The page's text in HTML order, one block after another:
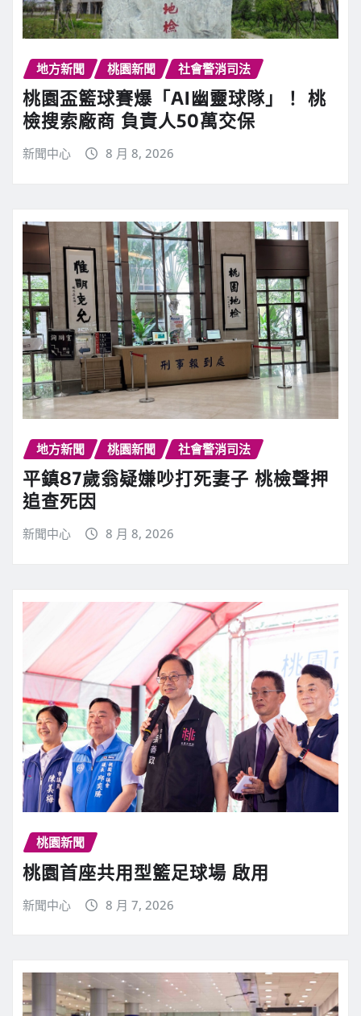
地方新聞 桃園新聞 社會警消司法
桃園盃籃球賽爆「AI幽靈球隊」！ 桃
檢搜索廠商 負責人50萬交保
新聞中心 8 月 8, 2026
地方新聞 桃園新聞 社會警消司法
平鎮87歲翁疑嫌吵打死妻子 桃檢聲押
追查死因
新聞中心 8 月 8, 2026
桃園新聞
桃園首座共用型籃足球場 啟用
新聞中心 8 月 7, 2026